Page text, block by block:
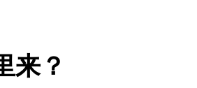
来？